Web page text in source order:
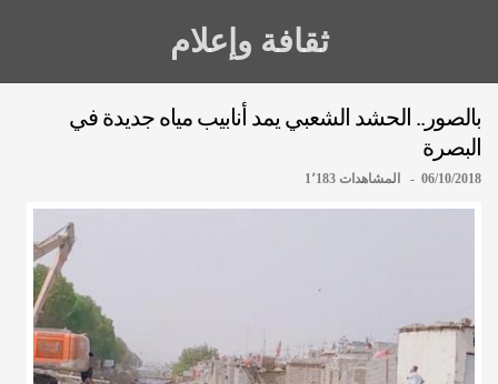
ثقافة وإعلام
بالصور.. الحشد الشعبي يمد أنابيب مياه جديدة في
البصرة
06/10/2018 - المشاهدات 1٬183